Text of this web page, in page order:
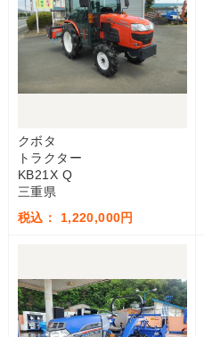
クボタ
トラクター
KB21X Q
三重県
税込： 1,220,000円